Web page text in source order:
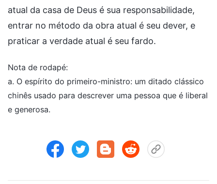
atual da casa de Deus é sua responsabilidade,
entrar no método da obra atual é seu dever, e
praticar a verdade atual é seu fardo.
Nota de rodapé:
a. O espírito do primeiro-ministro: um ditado clássico
chinês usado para descrever uma pessoa que é liberal
e generosa.